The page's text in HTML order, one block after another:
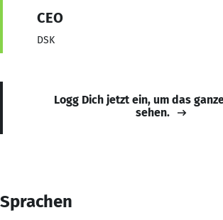
CEO
DSK
Logg Dich jetzt ein, um das
sehen.
Sprachen